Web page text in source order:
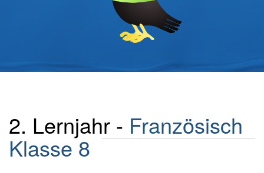
2. Lernjahr - Französisch
Klasse 8